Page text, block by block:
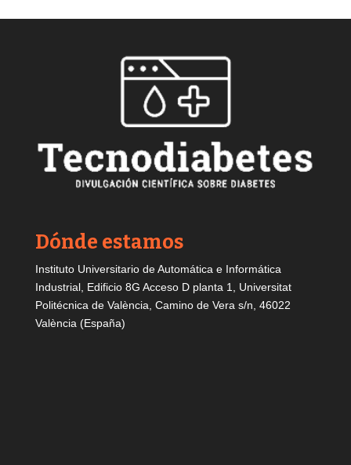
Dónde estamos
Instituto Universitario de Automática e Informática
Industrial, Edificio 8G Acceso D planta 1, Universitat
Politécnica de València, Camino de Vera s/n, 46022
València (España)